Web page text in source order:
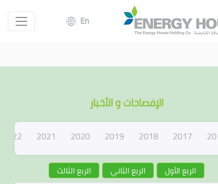
En
الإفصاحات و الأخبار
2017
2018
2019
2020
2021
2022
الربع الأول الربع الثاني الربع الثالث